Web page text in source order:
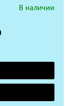
В наличии